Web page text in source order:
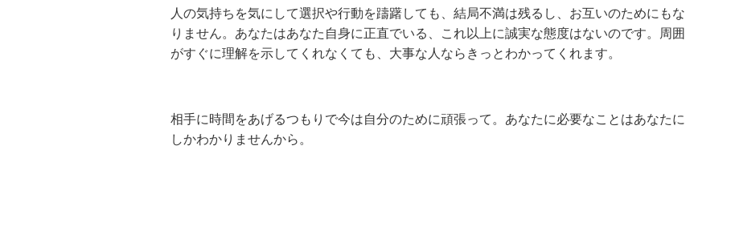
人の気持ちを気にして選択や行動を躊躇しても、結局不満は残るし、お互いのためにもな
りません。あなたはあなた自身に正直でいる、これ以上に誠実な態度はないのです。周囲
がすぐに理解を示してくれなくても、大事な人ならきっとわかってくれます。
相手に時間をあげるつもりで今は自分のために頑張って。あなたに必要なことはあなたに
しかわかりませんから。